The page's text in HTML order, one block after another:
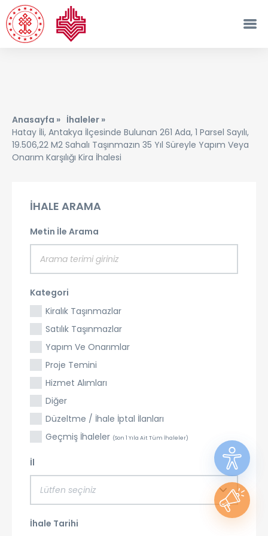
Anasayfa » İhaleler »
Hatay İli, Antakya İlçesinde Bulunan 261 Ada, 1 Parsel Sayılı,
19.506,22 M2 Sahalı Taşınmazın 35 Yıl Süreyle Yapım Veya
Onarım Karşılığı Kira İhalesi
İHALE ARAMA
Metin İle Arama
Kategori
Kiralık Taşınmazlar
Satılık Taşınmazlar
Yapım Ve Onarımlar
Proje Temini
Hizmet Alımları
Diğer
Düzeltme / İhale İptal İlanları
Geçmiş İhaleler (Son 1 Yıla Ait Tüm İhaleler)
İl
Lütfen seçiniz
İhale Tarihi